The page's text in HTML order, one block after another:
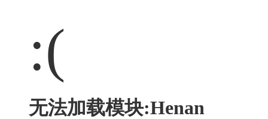
:(
无法加载模块:Henan